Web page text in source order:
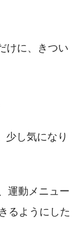
けに、きつい
少し気になり
運動メニュー
るようにした